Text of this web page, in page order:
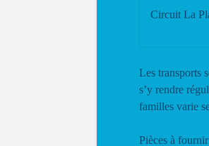
Circuit La
Les transports
s’y rendre
familles varie
Pièces à